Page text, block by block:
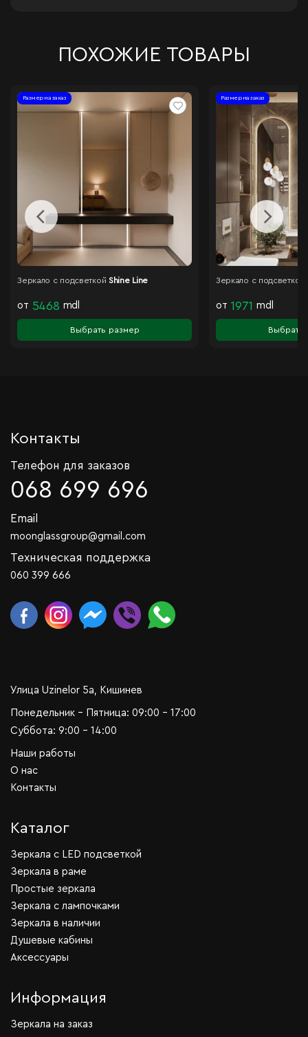
ПОХОЖИЕ ТОВАРЫ
Размер на заказ
Зеркало с подсветкой Shine Line
от 5468 mdl
Выбрать размер
Размер на заказ
Зеркало с подсветкой
от 1971 mdl
Выбрать
Контакты
Телефон для заказов
068 699 696
Email
moonglassgroup@gmail.com
Техническая поддержка
060 399 666
Улица Uzinelor 5a, Кишинев
Понедельник - Пятница: 09:00 - 17:00
Суббота: 9:00 - 14:00
Наши работы
О нас
Контакты
Каталог
Зеркала c LED подсветкой
Зеркала в раме
Простые зеркала
Зеркала с лампочками
Зеркала в наличии
Душевые кабины
Аксессуары
Информация
Зеркала на заказ